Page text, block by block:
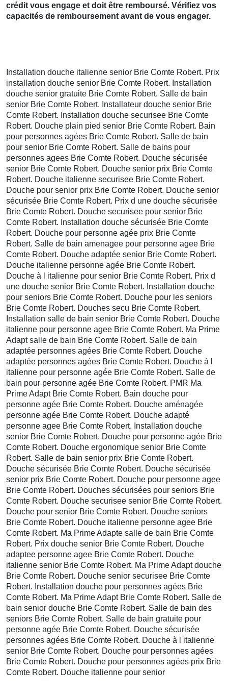
crédit vous engage et doit être remboursé. Vérifiez vos
capacités de remboursement avant de vous engager.
Installation douche italienne senior Brie Comte Robert. Prix
installation douche senior Brie Comte Robert. Installation
douche senior gratuite Brie Comte Robert. Salle de bain
senior Brie Comte Robert. Installateur douche senior Brie
Comte Robert. Installation douche securisee Brie Comte
Robert. Douche plain pied senior Brie Comte Robert. Bain
pour personnes agées Brie Comte Robert. Salle de bain
pour senior Brie Comte Robert. Salle de bains pour
personnes agees Brie Comte Robert. Douche sécurisée
senior Brie Comte Robert. Douche senior prix Brie Comte
Robert. Douche italienne securisee Brie Comte Robert.
Douche pour senior prix Brie Comte Robert. Douche senior
sécurisée Brie Comte Robert. Prix d une douche sécurisée
Brie Comte Robert. Douche securisee pour senior Brie
Comte Robert. Installation douche sécurisée Brie Comte
Robert. Douche pour personne agée prix Brie Comte
Robert. Salle de bain amenagee pour personne agee Brie
Comte Robert. Douche adaptée senior Brie Comte Robert.
Douche italienne personne agée Brie Comte Robert.
Douche à l italienne pour senior Brie Comte Robert. Prix d
une douche senior Brie Comte Robert. Installation douche
pour seniors Brie Comte Robert. Douche pour les seniors
Brie Comte Robert. Douches secu Brie Comte Robert.
Installation salle de bain senior Brie Comte Robert. Douche
italienne pour personne agee Brie Comte Robert. Ma Prime
Adapt salle de bain Brie Comte Robert. Salle de bain
adaptée personnes agées Brie Comte Robert. Douche
adaptée personnes agées Brie Comte Robert. Douche à l
italienne pour personne agée Brie Comte Robert. Salle de
bain pour personne agée Brie Comte Robert. PMR Ma
Prime Adapt Brie Comte Robert. Bain douche pour
personne agée Brie Comte Robert. Douche aménagée
personne agée Brie Comte Robert. Douche adapté
personne agee Brie Comte Robert. Installation douche
senior Brie Comte Robert. Douche pour personne agée Brie
Comte Robert. Douche ergonomique senior Brie Comte
Robert. Salle de bain senior prix Brie Comte Robert.
Douche sécurisée Brie Comte Robert. Douche sécurisée
senior prix Brie Comte Robert. Douche pour personne agee
Brie Comte Robert. Douches sécurisées pour seniors Brie
Comte Robert. Douche securisee senior Brie Comte Robert.
Douche pour senior Brie Comte Robert. Douche seniors
Brie Comte Robert. Douche italienne personne agee Brie
Comte Robert. Ma Prime Adapte salle de bain Brie Comte
Robert. Prix douche senior Brie Comte Robert. Douche
adaptee personne agee Brie Comte Robert. Douche
italienne senior Brie Comte Robert. Ma Prime Adapt douche
Brie Comte Robert. Douche senior securisee Brie Comte
Robert. Installation douche pour personnes agées Brie
Comte Robert. Ma Prime Adapt Brie Comte Robert. Salle de
bain senior douche Brie Comte Robert. Salle de bain des
seniors Brie Comte Robert. Salle de bain gratuite pour
personne agée Brie Comte Robert. Douche sécurisée
personnes agées Brie Comte Robert. Douche à l italienne
senior Brie Comte Robert. Douche pour personnes agées
Brie Comte Robert. Douche pour personnes agées prix Brie
Comte Robert. Douche italienne pour senior